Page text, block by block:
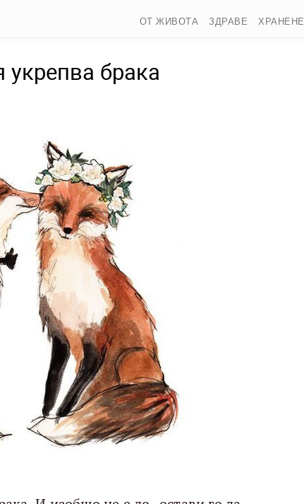
ОТ ЖИВОТА ЗДРАВЕ ХРАНЕНЕ
укрепва брака